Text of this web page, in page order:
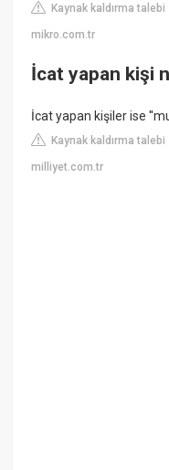
Kaynak kaldırma talebi
mikro.com.tr
İcat yapan kişi
İcat yapan kişiler ise
Kaynak kaldırma talebi
milliyet.com.tr